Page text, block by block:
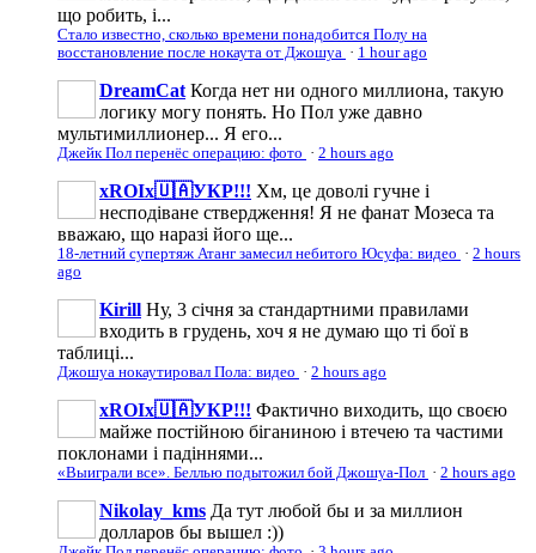
що робить, і...
Стало известно, сколько времени понадобится Полу на
восстановление после нокаута от Джошуа · 1 hour ago
DreamCat Когда нет ни одного миллиона, такую
логику могу понять. Но Пол уже давно
мультимиллионер... Я его...
Джейк Пол перенёс операцию: фото · 2 hours ago
xROIx🇺🇦УКР!!! Хм, це доволі гучне і
несподіване ствердження! Я не фанат Мозеса та
вважаю, що наразі його ще...
18-летний супертяж Атанг замесил небитого Юсуфа: видео · 2 hours
ago
Kirill Ну, 3 січня за стандартними правилами
входить в грудень, хоч я не думаю що ті бої в
таблиці...
Джошуа нокаутировал Пола: видео · 2 hours ago
xROIx🇺🇦УКР!!! Фактично виходить, що своєю
майже постійною біганиною і втечею та частими
поклонами і падіннями...
«Выиграли все». Беллью подытожил бой Джошуа-Пол · 2 hours ago
Nikolay_kms Да тут любой бы и за миллион
долларов бы вышел :))